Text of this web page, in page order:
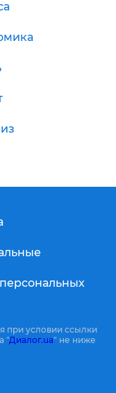
при условии ссылки
"Диалог.ua" не ниже